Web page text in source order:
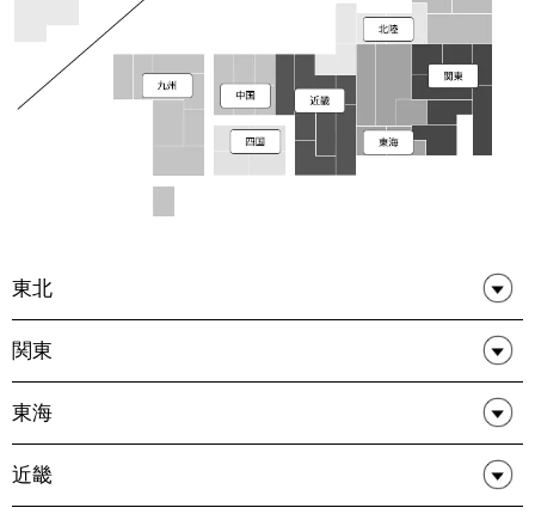
東北
関東
東海
近畿